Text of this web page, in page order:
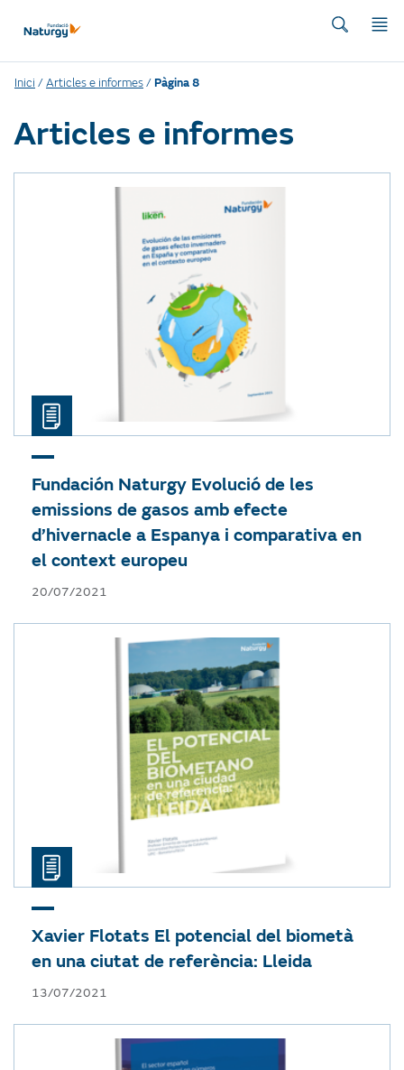
Inici /Articles e informes/Pàgina 8
Articles e informes
Fundación Naturgy Evolució de les
emissions de gasos amb efecte
d’hivernacle a Espanya i comparativa en
el context europeu
20/07/2021
Xavier Flotats El potencial del biometà
en una ciutat de referència: Lleida
13/07/2021